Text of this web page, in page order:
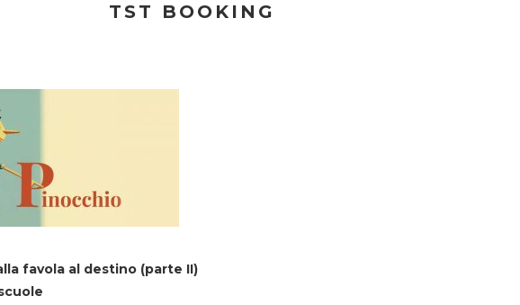
TST BOOKING
favola al destino (parte II)